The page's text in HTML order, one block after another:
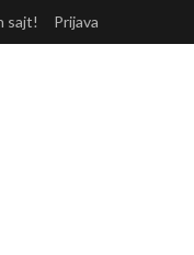
sajt! Prijava